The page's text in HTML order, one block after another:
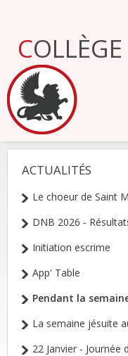
Aller
navigation
NAVIGATION
ACTUALITÉS
Le choeur de Saint
DNB 2026 -
Initiation escrime
App' Table
Pendant la
La semaine jésuite
22 Janvier -